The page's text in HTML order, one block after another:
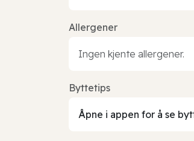
Allergener
Ingen kjente allergener.
Byttetips
Åpne i appen for å se